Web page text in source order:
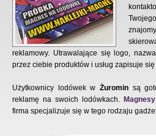
reklamowy. Utrawalające się logo,
przez ciebie produktów i usług zapisuje
Użytkownicy lodówek w Żurominsą
reklamę na swoich lodówkach.
firma specjalizuje się w tego rodzaju